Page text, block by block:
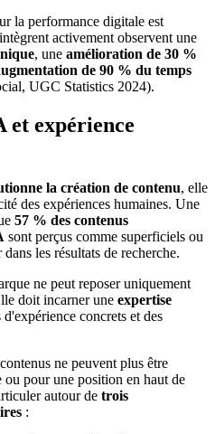
la performance digitale est
activement observent une
, une amélioration de 30 %
de 90 % du temps
UGC Statistics 2024).
et expérience
la création de contenu, elle
des expériences humaines. Une
57 % des contenus
sont perçus comme superficiels ou
les résultats de recherche.
ne peut reposer uniquement
doit incarner une expertise
concrets et des
ne peuvent plus être
pour une position en haut de
autour de trois
: